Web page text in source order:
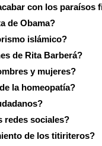
con los paraísos
de Obama?
islámico?
de Rita Barberá?
y mujeres?
la homeopatía?
redes sociales?
de los titiriteros?